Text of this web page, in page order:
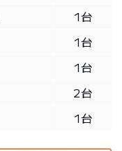
1台
1台
1台
2台
1台